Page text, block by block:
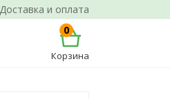
Доставка и оплата
0
Корзина